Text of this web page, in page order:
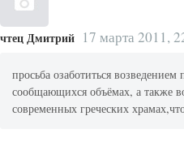
чтец Дмитрий 17 марта 2011,
просьба озаботиться
сообщающихся объёмах, а также
современных греческих